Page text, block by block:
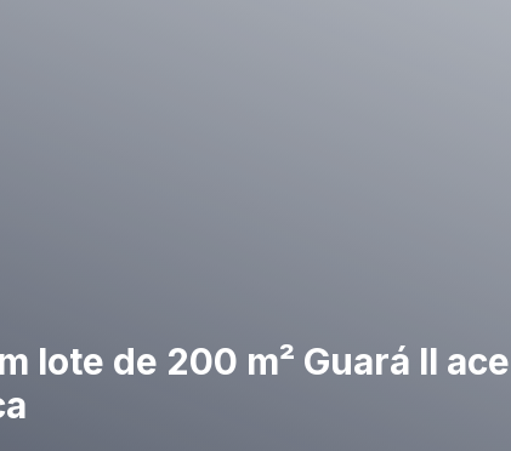
lote de 200 m² Guará II